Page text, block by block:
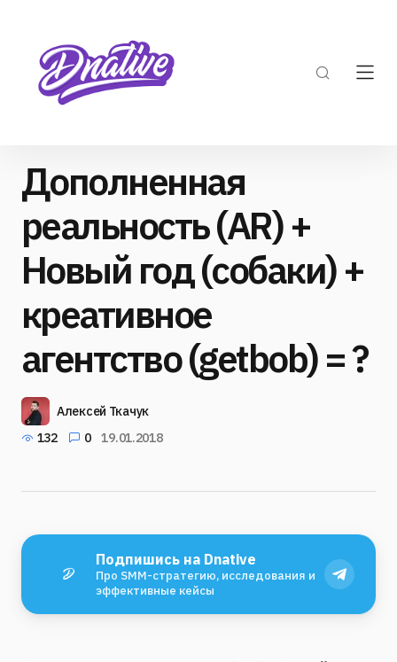
Дополненная
реальность (AR) +
Новый год (собаки) +
креативное
агентство (getbob) = ?
Алексей Ткачук
132
0 19.01.2018
Подпишись на Dnative
Про SMM-стратегию, исследования и
эффективные кейсы